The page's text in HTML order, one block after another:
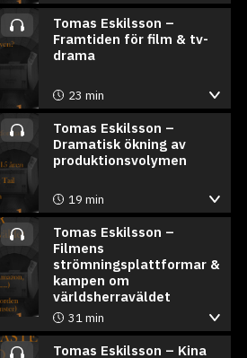
Tomas Eskilsson –
Framtiden för film & tv-
drama
23 min
Tomas Eskilsson –
Dramatisk ökning av
produktionsvolymen
19 min
Tomas Eskilsson –
Filmens
strömningsplattformar &
kampen om
världsherraväldet
31 min
Tomas Eskilsson – Kina